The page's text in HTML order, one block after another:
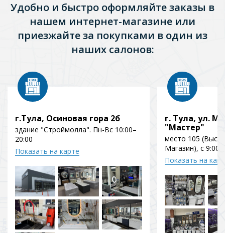
Удобно и быстро оформляйте заказы в
нашем интернет-магазине или
приезжайте за покупками в один из
наших салонов:
г.Тула, Осиновая гора 2б
здание "Строймолла". Пн-Вс 10:00–
20:00
Показать на карте
г. Тула, ул.
"Мастер"
место 105
Магазин), с 9:00
Показать на